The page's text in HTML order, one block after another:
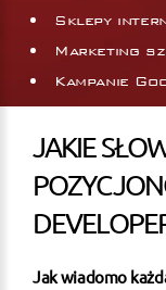
Sklepy
Marketing
Kampanie
JAKIE
Jak wiadomo